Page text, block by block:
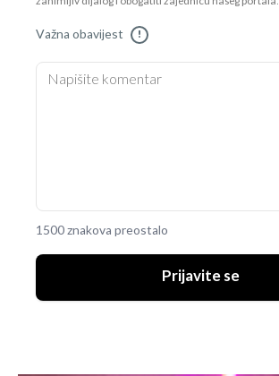
Važna obavijest !
1500 znakova preostalo
Prijavite se